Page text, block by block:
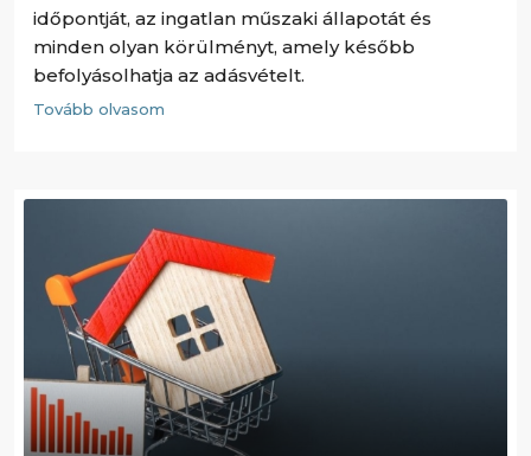
időpontját, az ingatlan műszaki állapotát és
minden olyan körülményt, amely később
befolyásolhatja az adásvételt.
Tovább olvasom